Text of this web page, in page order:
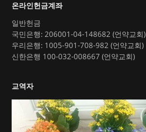
온라인헌금계좌
일반헌금
국민은행: 206001-04-148682 (언약교회)
우리은행: 1005-901-708-982 (언약교회)
신한은행 100-032-008667 (언약교회)
교역자